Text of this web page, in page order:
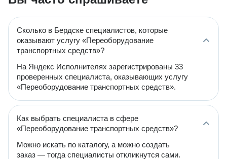
Сколько в Бердске специалистов, которые
оказывают услугу «Переоборудование
транспортных средств»?
На Яндекс Исполнителях зарегистрированы 33
проверенных специалиста, оказывающих услугу
«Переоборудование транспортных средств».
Как выбрать специалиста в сфере
«Переоборудование транспортных средств»?
Можно искать по каталогу, а можно создать
заказ — тогда специалисты откликнутся сами.